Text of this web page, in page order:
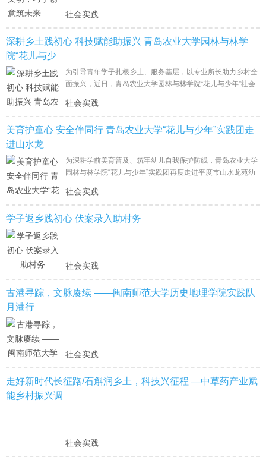
年”社会实
社会实践
深耕乡土践初心 科技赋能助振兴 青岛农业大学园林与林学
院“花儿与少
为引导青年学子扎根乡土、服务基层，以专业所长助力乡村全
面振兴，近日，青岛农业大学园林与林学院“花儿与少年”社会
社会实践
美育护童心 安全伴同行 青岛农业大学“花儿与少年”实践团走
进山水龙
为深耕学前美育普及、筑牢幼儿自我保护防线，青岛农业大学
园林与林学院“花儿与少年”实践团再度走进平度市山水龙苑幼
社会实践
学子返乡践初心 伏案录入助村务
社会实践
古港寻踪，文脉赓续 ——闽南师范大学历史地理学院实践队
月港行
社会实践
走好新时代长征路/石斛润乡土，科技兴征程 —中草药产业赋
能乡村振兴调
社会实践